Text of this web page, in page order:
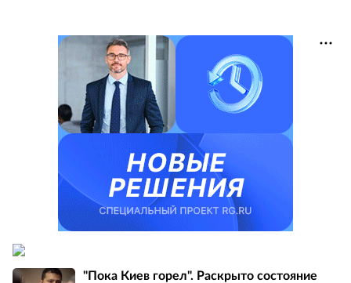
"Пока Киев горел". Раскрыто состояние